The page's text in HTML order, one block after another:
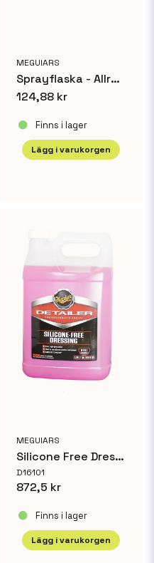
MEGUIARS
Sprayflaska - Allround Detailing Flaska
124,88 kr
Finns i lager
Lägg i varukorgen
MEGUIARS
Silicone Free Dressing 3,8 L
D16101
872,5 kr
Finns i lager
Lägg i varukorgen